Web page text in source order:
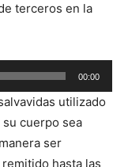
terceros en la
00:00
utilizado
cuerpo sea
ser
hasta las